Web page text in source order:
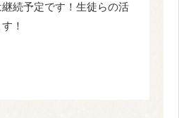
続予定です！生徒らの活
！